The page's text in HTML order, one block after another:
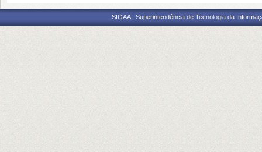
SIGAA | Superintendência de Tecnologia da